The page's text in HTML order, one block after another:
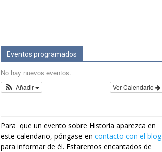
Eventos programados
No hay nuevos eventos.
Ver Calendario
Añadir
Para que un evento sobre Historia aparezca en
este calendario, póngase en contacto con el blog
para informar de él. Estaremos encantados de